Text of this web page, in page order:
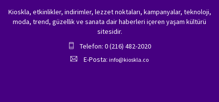
Kioskla, etkinlikler, indirimler, lezzet noktaları, kampanyalar, teknoloji,
moda, trend, güzellik ve sanata dair haberleri içeren yaşam kültürü
sitesidir.
Telefon: 0 (216) 482-2020
E-Posta: info@kioskla.co